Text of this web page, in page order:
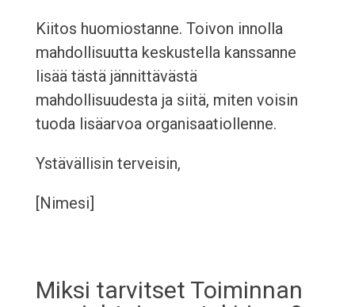
Kiitos huomiostanne. Toivon innolla
mahdollisuutta keskustella kanssanne
lisää tästä jännittävästä
mahdollisuudesta ja siitä, miten voisin
tuoda lisäarvoa organisaatiollenne.
Ystävällisin terveisin,
[Nimesi]
Miksi tarvitset Toiminnan